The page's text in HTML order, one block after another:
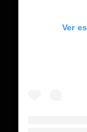
Ver